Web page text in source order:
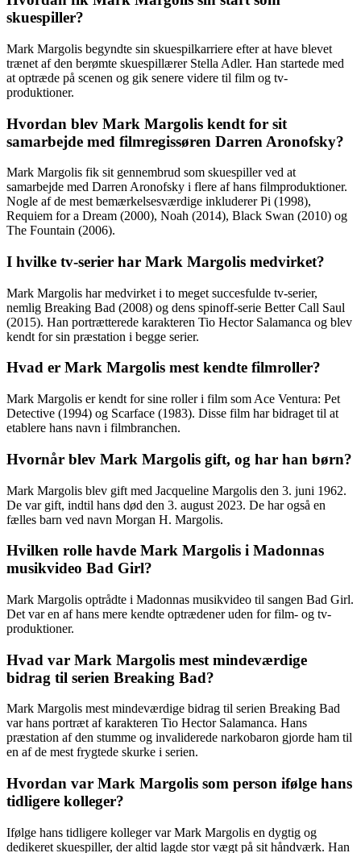
skuespiller?
Mark Margolis begyndte sin skuespilkarriere efter at have blevet
trænet af den berømte skuespillærer Stella Adler. Han startede med
at optræde på scenen og gik senere videre til film og tv-
produktioner.
Hvordan blev Mark Margolis kendt for sit
samarbejde med filmregissøren Darren Aronofsky?
Mark Margolis fik sit gennembrud som skuespiller ved at
samarbejde med Darren Aronofsky i flere af hans filmproduktioner.
Nogle af de mest bemærkelsesværdige inkluderer Pi (1998),
Requiem for a Dream (2000), Noah (2014), Black Swan (2010) og
The Fountain (2006).
I hvilke tv-serier har Mark Margolis medvirket?
Mark Margolis har medvirket i to meget succesfulde tv-serier,
nemlig Breaking Bad (2008) og dens spinoff-serie Better Call Saul
(2015). Han portrætterede karakteren Tio Hector Salamanca og blev
kendt for sin præstation i begge serier.
Hvad er Mark Margolis mest kendte filmroller?
Mark Margolis er kendt for sine roller i film som Ace Ventura: Pet
Detective (1994) og Scarface (1983). Disse film har bidraget til at
etablere hans navn i filmbranchen.
Hvornår blev Mark Margolis gift, og har han børn?
Mark Margolis blev gift med Jacqueline Margolis den 3. juni 1962.
De var gift, indtil hans død den 3. august 2023. De har også en
fælles barn ved navn Morgan H. Margolis.
Hvilken rolle havde Mark Margolis i Madonnas
musikvideo Bad Girl?
Mark Margolis optrådte i Madonnas musikvideo til sangen Bad Girl.
Det var en af hans mere kendte optrædener uden for film- og tv-
produktioner.
Hvad var Mark Margolis mest mindeværdige
bidrag til serien Breaking Bad?
Mark Margolis mest mindeværdige bidrag til serien Breaking Bad
var hans portræt af karakteren Tio Hector Salamanca. Hans
præstation af den stumme og invaliderede narkobaron gjorde ham til
en af de mest frygtede skurke i serien.
Hvordan var Mark Margolis som person ifølge hans
tidligere kolleger?
Ifølge hans tidligere kolleger var Mark Margolis en dygtig og
dedikeret skuespiller, der altid lagde stor vægt på sit håndværk. Han